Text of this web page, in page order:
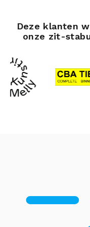
Deze klanten
onze zit-